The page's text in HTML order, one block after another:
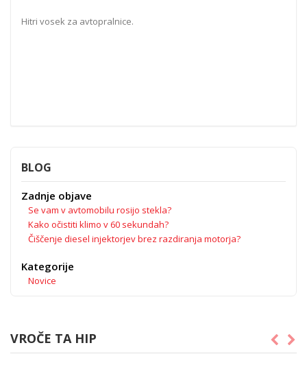
Hitri vosek za avtopralnice.
BLOG
Zadnje objave
Se vam v avtomobilu rosijo stekla?
Kako očistiti klimo v 60 sekundah?
Čiščenje diesel injektorjev brez razdiranja motorja?
Kategorije
Novice
VROČE TA HIP